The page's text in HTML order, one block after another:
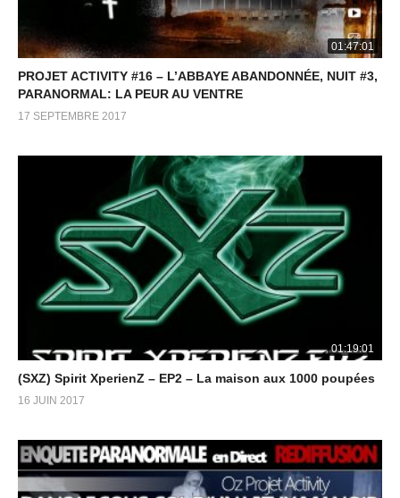
01:47:01
PROJET ACTIVITY #16 – L’ABBAYE ABANDONNÉE, NUIT #3,
PARANORMAL: LA PEUR AU VENTRE
17 SEPTEMBRE 2017
01:19:01
(SXZ) Spirit XperienZ – EP2 – La maison aux 1000 poupées
16 JUIN 2017